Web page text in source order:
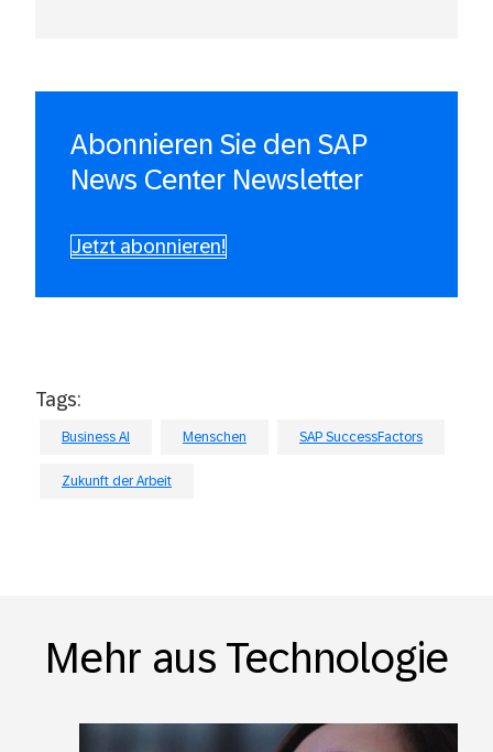
Abonnieren Sie den SAP
News Center Newsletter
Jetzt abonnieren!
Tags:
Business AI Menschen SAP SuccessFactors
Zukunft der Arbeit
Mehr aus Technologie